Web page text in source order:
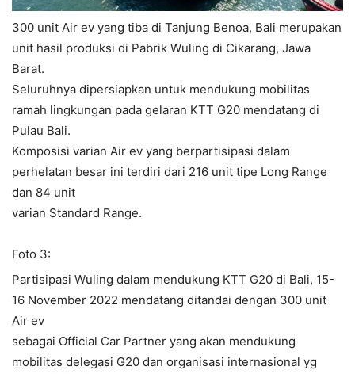
300 unit Air ev yang tiba di Tanjung Benoa, Bali merupakan
unit hasil produksi di Pabrik Wuling di Cikarang, Jawa
Barat.
Seluruhnya dipersiapkan untuk mendukung mobilitas
ramah lingkungan pada gelaran KTT G20 mendatang di
Pulau Bali.
Komposisi varian Air ev yang berpartisipasi dalam
perhelatan besar ini terdiri dari 216 unit tipe Long Range
dan 84 unit
varian Standard Range.
Foto 3:
Partisipasi Wuling dalam mendukung KTT G20 di Bali, 15-
16 November 2022 mendatang ditandai dengan 300 unit
Air ev
sebagai Official Car Partner yang akan mendukung
mobilitas delegasi G20 dan organisasi internasional yg